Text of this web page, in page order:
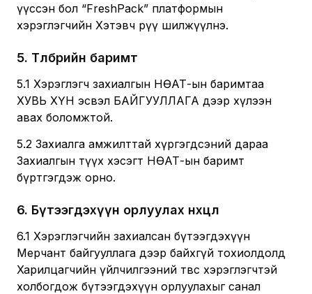
үүссэн бол “FreshPack” платформын
хэрэглэгчийн Хэтэвч рүү шилжүүлнэ.
5. Төлбөрийн баримт
5.1 Хэрэглэгч захиалгын НӨАТ-ын баримтаа
ХУВЬ ХҮН эсвэл БАЙГУУЛЛАГА дээр хүлээн
авах боломжтой.
5.2 Захиалга амжилттай хүргэгдсэний дараа
Захиалгын түүх хэсэгт НӨАТ-ын баримт
бүртгэгдэж орно.
6. Бүтээгдэхүүн орлуулах нөхцөл
6.1 Хэрэглэгчийн захиалсан бүтээгдэхүүн
Мерчант байгууллага дээр байхгүй тохиолдолд
Харилцагчийн үйлчилгээний төвөөс хэрэглэгчтэй
холбогдож бүтээгдэхүүн орлуулахыг санал